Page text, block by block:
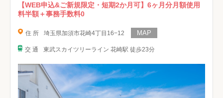
【WEB申込&ご新規限定・短期2か月可】6ヶ月分月額使用
料半額＋事務手数料0
住 所 埼玉県加須市花崎4丁目16−12
交 通 東武スカイツリーライン 花崎駅 徒歩23分